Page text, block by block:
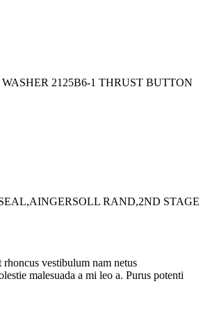
2125B6-1 THRUST BUTTON
RAND,2ND STAGE
vestibulum nam netus
malesuada a mi leo a. Purus potenti